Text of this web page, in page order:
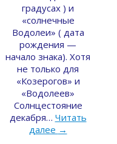
градусах ) и
«солнечные
Водолеи» ( дата
рождения —
начало знака). Хотя
не только для
«Козерогов» и
«Водолеев»
Солнцестояние
декабря… Читать
далее →